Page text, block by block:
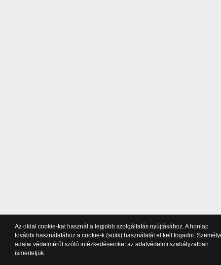
Az oldal cookie-kat használ a legjobb szolgáltatás nyújtásához. A honlap
további használatához a cookie-k (sütik) használatát el kell fogadni.
adatai védelméről szóló intézkedéseinket az adatvédelmi szabályzatban
ismertetjük.